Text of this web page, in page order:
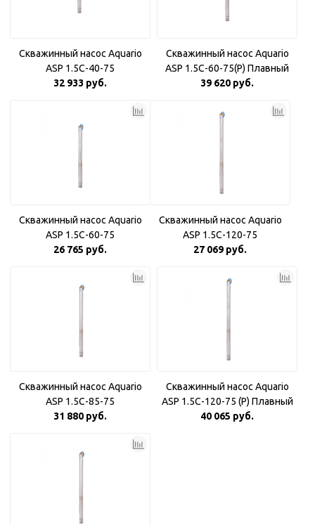
Скважинный насос Aquario
ASP 1.5С-40-75
32 933 руб.
Скважинный насос Aquario
ASP 1.5С-60-75(P) Плавный
пуск
39 620 руб.
Скважинный насос Aquario
ASP 1.5С-60-75
26 765 руб.
Скважинный насос Aquario
ASP 1.5С-120-75
27 069 руб.
Скважинный насос Aquario
ASP 1.5С-85-75
31 880 руб.
Скважинный насос Aquario
ASP 1.5С-120-75 (P) Плавный
пуск
40 065 руб.